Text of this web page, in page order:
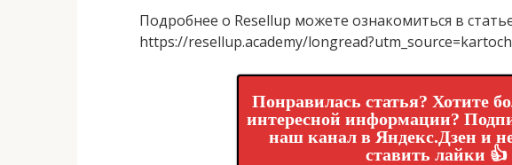
Подробнее о Resellup можете ознакомиться в
https://resellup.academy/
Понравилась статья? Хотите
интересной информации?
наш канал в Яндекс.Дзен и
ставить лайки 👍